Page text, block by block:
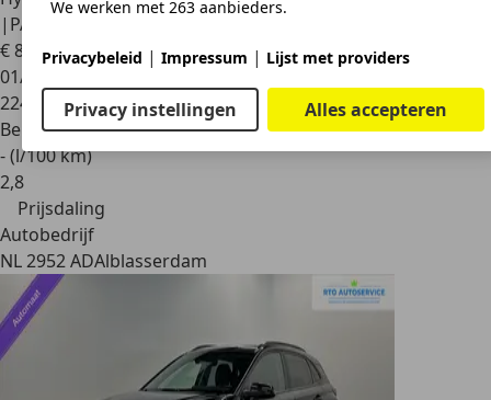
|PANO|LEDER|ELECTR.STO
€ 8.700€ 9.979,-
01/2012
224.222 km
Benzine
- (l/100 km)
2,8
Prijsdaling
Autobedrijf
NL 2952 ADAlblasserdam
We werken met 263 aanbieders.
Privacybeleid | Impressum | Lijst met providers
Privacy instellingen Alles accepteren